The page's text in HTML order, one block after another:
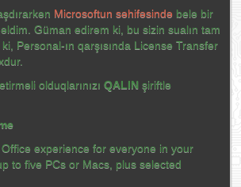
Microsoftun səhifəsində belə bir
Güman edirəm ki, bu sizin sualın tam
ki, Personal-ın qarşısında License Transfer
olduqlarınızı QALIN şiriftlə
experience for everyone in your
to five PCs or Macs, plus selected